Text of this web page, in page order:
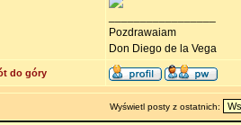
Pozdrawaiam
Don Diego de la Vega
do góry
Wyświetl posty z ostatnich: